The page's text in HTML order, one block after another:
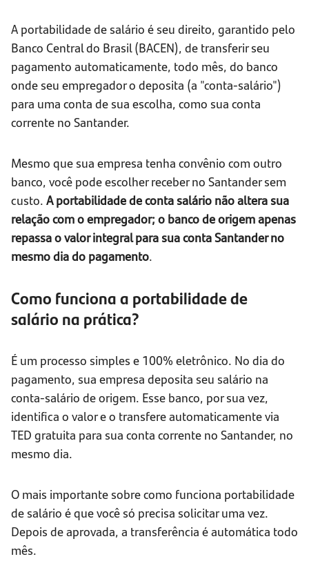
A portabilidade de salário é seu direito, garantido pelo
Banco Central do Brasil (BACEN), de transferir seu
pagamento automaticamente, todo mês, do banco
onde seu empregador o deposita (a "conta-salário")
para uma conta de sua escolha, como sua conta
corrente no Santander.
Mesmo que sua empresa tenha convênio com outro
banco, você pode escolher receber no Santander sem
custo. A portabilidade de conta salário não altera sua
relação com o empregador; o banco de origem apenas
repassa o valor integral para sua conta Santander no
mesmo dia do pagamento.
Como funciona a portabilidade de
salário na prática?
É um processo simples e 100% eletrônico. No dia do
pagamento, sua empresa deposita seu salário na
conta-salário de origem. Esse banco, por sua vez,
identifica o valor e o transfere automaticamente via
TED gratuita para sua conta corrente no Santander, no
mesmo dia.
O mais importante sobre como funciona portabilidade
de salário é que você só precisa solicitar uma vez.
Depois de aprovada, a transferência é automática todo
mês.